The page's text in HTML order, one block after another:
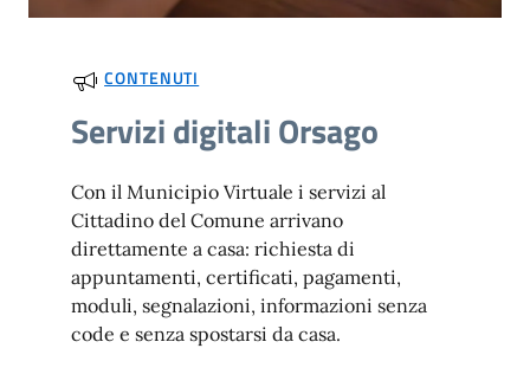
CONTENUTI
Servizi digitali Orsago
Con il Municipio Virtuale i servizi al
Cittadino del Comune arrivano
direttamente a casa: richiesta di
appuntamenti, certificati, pagamenti,
moduli, segnalazioni, informazioni senza
code e senza spostarsi da casa.